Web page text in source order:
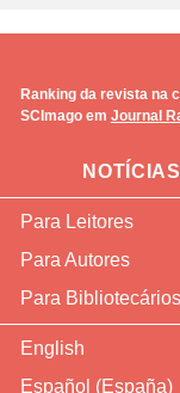
Ranking da revista na
SCImago em Journal
NOTÍCIAS
Para Leitores
Para Autores
Para Bibliotecários
English
Español (España)